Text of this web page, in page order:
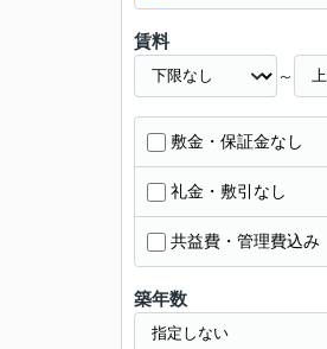
賃料
～
敷金・保証金なし
礼金・敷引なし
共益費・管理費込み
築年数